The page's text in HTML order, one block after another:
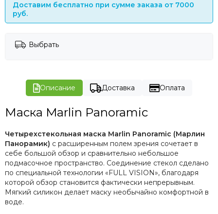
Доставим бесплатно при сумме заказа от 7000
руб.
Выбрать
Описание Доставка Оплата
Маска Marlin Panoramic
Четырехстекольная маска Marlin Panoramic (Марлин
Панорамик) с расширенным полем зрения сочетает в
себе большой обзор и сравнительно небольшое
подмасочное пространство. Соединение стекол сделано
по специальной технологии «FULL VISION», благодаря
которой обзор становится фактически непрерывным.
Мягкий силикон делает маску необычайно комфортной в
воде.